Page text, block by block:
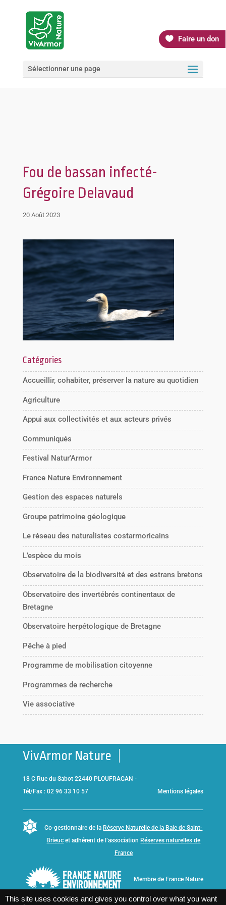
Faire un don
Sélectionner une page
Fou de bassan infecté-
Grégoire Delavaud
20 Août 2023
Catégories
Accueillir, cohabiter, préserver la nature au quotidien
Agriculture
Appui aux collectivités et aux acteurs privés
Communiqués
Festival Natur'Armor
France Nature Environnement
Gestion des espaces naturels
Groupe patrimoine géologique
Le réseau des naturalistes costarmoricains
L’espèce du mois
Observatoire de la biodiversité et des estrans bretons
Observatoire des invertébrés continentaux de
Bretagne
Observatoire herpétologique de Bretagne
Pêche à pied
Programme de mobilisation citoyenne
Programmes de recherche
Vie associative
VivArmor Nature
18 C Rue du Sabot 22440 PLOUFRAGAN -
Tél/Fax : 02 96 33 10 57
Mentions légales
Co-gestionnaire de la Réserve Naturelle de la Baie de Saint-
Brieuc et adhérent de l’association Réserves naturelles de
France
Membre de France Nature
This site uses cookies and gives you control over what you want